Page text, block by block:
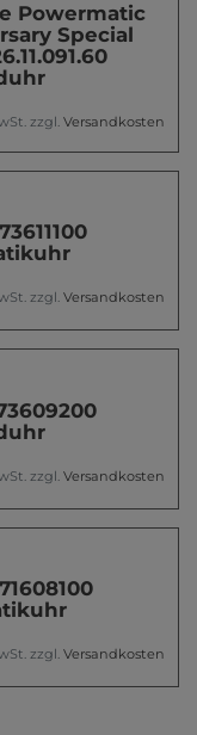
Powermatic
Special
zzgl. Versandkosten
zzgl. Versandkosten
zzgl. Versandkosten
zzgl. Versandkosten